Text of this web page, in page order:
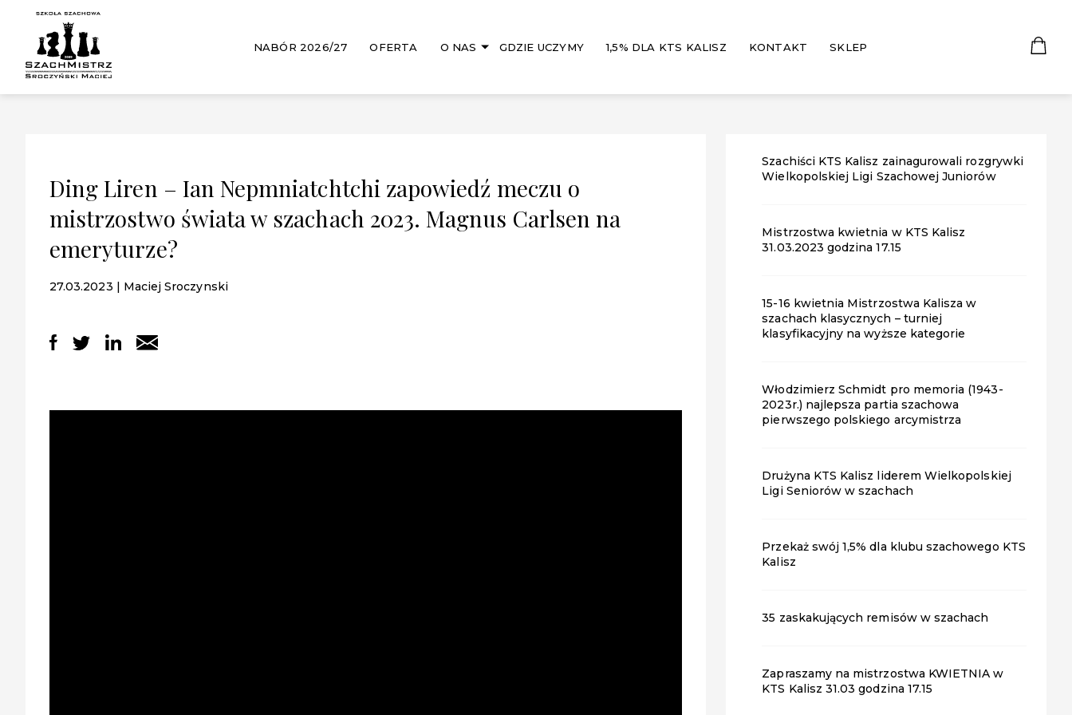
NABÓR 2026/27 OFERTA O NAS GDZIE UCZYMY 1,5% DLA KTS KALISZ KONTAKT SKLEP
Ding Liren – Ian Nepmniatchtchi zapowiedź meczu o
mistrzostwo świata w szachach 2023. Magnus Carlsen na
emeryturze?
27.03.2023 | Maciej Sroczynski
Szachiści KTS Kalisz zainagurowali rozgrywki
Wielkopolskiej Ligi Szachowej Juniorów
Mistrzostwa kwietnia w KTS Kalisz
31.03.2023 godzina 17.15
15-16 kwietnia Mistrzostwa Kalisza w
szachach klasycznych – turniej
klasyfikacyjny na wyższe kategorie
Włodzimierz Schmidt pro memoria (1943-
2023r.) najlepsza partia szachowa
pierwszego polskiego arcymistrza
Drużyna KTS Kalisz liderem Wielkopolskiej
Ligi Seniorów w szachach
Przekaż swój 1,5% dla klubu szachowego KTS
Kalisz
35 zaskakujących remisów w szachach
Zapraszamy na mistrzostwa KWIETNIA w
KTS Kalisz 31.03 godzina 17.15